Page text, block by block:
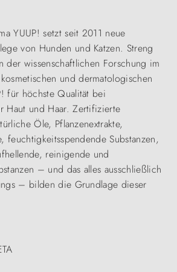
YUUP! setzt seit 2011 neue
von Hunden und Katzen. Streng
der wissenschaftlichen Forschung im
und dermatologischen
für höchste Qualität bei
Haut und Haar. Zertifizierte
Öle, Pflanzenextrakte,
feuchtigkeitsspendende Substanzen,
reinigende und
– und das alles ausschließlich
– bilden die Grundlage dieser